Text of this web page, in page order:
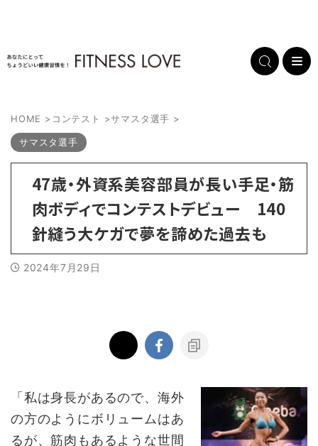
HOME > コンテスト >サマスタ選手 >
サマスタ選手
47歳・外資系美容部員が長い手足・筋
肉ボディでコンテストデビュー 140
針縫う大ケガで夢を諦めた過去も
2024年7月29日
「私は身長があるので、海外
の方のようにボリュームはあ
るが、筋肉もあるような世間